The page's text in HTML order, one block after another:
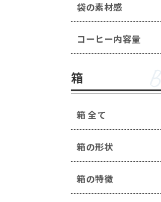
その他商品 ・
袋の素材感
コーヒー内容量
箱
箱 全て
箱の形状
箱の特徴